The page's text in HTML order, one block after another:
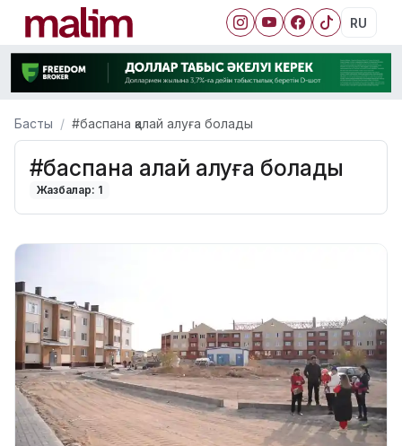
RU
Басты #баспана қалай алуға болады
#баспана қалай алуға болады
Жазбалар: 1